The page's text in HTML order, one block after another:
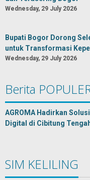
Wednesday, 29 July 2026
Bupati Bogor Dorong
untuk Transformasi
Wednesday, 29 July 2026
Berita
AGROMA Hadirkan
Digital di Cibitung
SIM KELILING